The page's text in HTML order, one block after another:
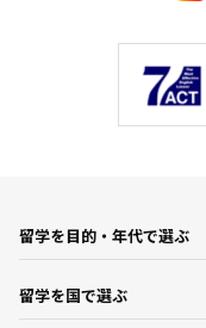
留学を目的・年代で選ぶ
留学を国で選ぶ